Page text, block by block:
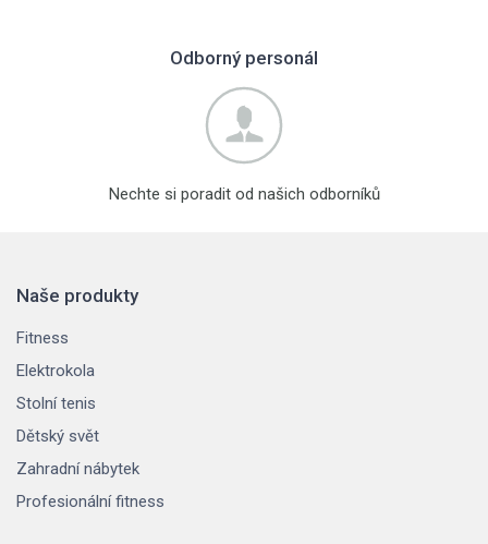
Odborný personál
Nechte si poradit od našich odborníků
Naše produkty
Fitness
Elektrokola
Stolní tenis
Dětský svět
Zahradní nábytek
Profesionální fitness